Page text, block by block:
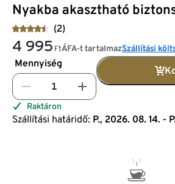
Nyakba akasztható
(2)
4 995 FtÁFA-t tartalmazSzállítási
Mennyiség
Raktáron
Szállítási határidő: P., 2026. 08. 14. -